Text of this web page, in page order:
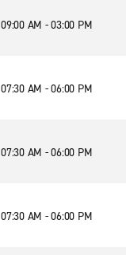
09:00 AM - 03:00 PM
07:30 AM - 06:00 PM
07:30 AM - 06:00 PM
07:30 AM - 06:00 PM